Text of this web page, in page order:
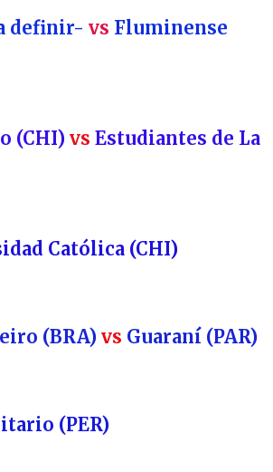
definir- vs Fluminense
(CHI) vs Estudiantes de La
Católica (CHI)
(BRA) vs Guaraní (PAR)
(PER)